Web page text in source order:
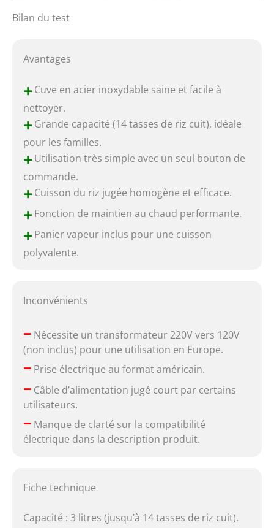
Bilan du test
Avantages
+Cuve en acier inoxydable saine et facile à
nettoyer.
+Grande capacité (14 tasses de riz cuit), idéale
pour les familles.
+Utilisation très simple avec un seul bouton de
commande.
+Cuisson du riz jugée homogène et efficace.
+Fonction de maintien au chaud performante.
+Panier vapeur inclus pour une cuisson
polyvalente.
Inconvénients
–Nécessite un transformateur 220V vers 120V
(non inclus) pour une utilisation en Europe.
–Prise électrique au format américain.
–Câble d’alimentation jugé court par certains
utilisateurs.
–Manque de clarté sur la compatibilité
électrique dans la description produit.
Fiche technique
Capacité : 3 litres (jusqu’à 14 tasses de riz cuit).